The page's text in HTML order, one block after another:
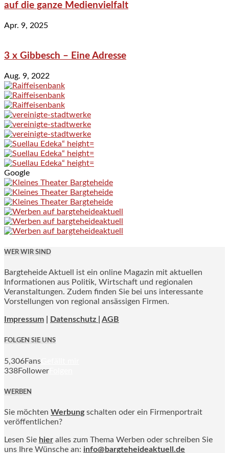
auf die ganze Medienvielfalt
Apr. 9, 2025
3 x Gibbesch – Eine Adresse
Aug. 9, 2022
Google
WER WIR SIND
Bargteheide Aktuell ist ein online Magazin mit aktuellen
Informationen aus Politik, Wirtschaft und regionalen
Veranstaltungen. Zudem finden Sie bei uns interessante
Vorstellungen von regional ansässigen Firmen.
Impressum Datenschutz | AGB
FOLGEN SIE UNS
5,306Fans
338Follower
WERBEN
Sie möchten Werbung schalten oder ein Firmenportrait
veröffentlichen?
Lesen Sie hier alles zum Thema Werben oder schreiben Sie
uns Ihre Wünsche an: info@bargteheideaktuell.de